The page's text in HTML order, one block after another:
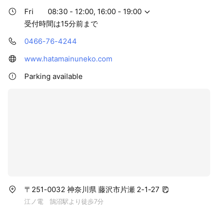
Fri
08:30 - 12:00, 16:00 - 19:00
受付時間は15分前まで
0466-76-4244
www.hatamainuneko.com
Parking available
〒251-0032 神奈川県 藤沢市片瀬 2-1-27
江ノ電 鵠沼駅より徒歩7分